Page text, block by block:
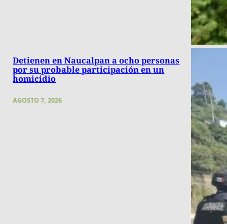
Detienen en Naucalpan a ocho personas
por su probable participación en un
homicidio
AGOSTO 7, 2026